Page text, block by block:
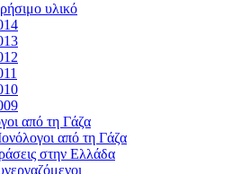
υλικό
από τη Γάζα
από τη Γάζα
στην Ελλάδα